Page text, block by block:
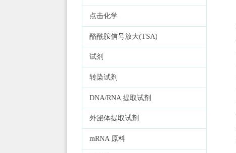
点击化学
酪酰胺信号放大(TSA)
试剂
转染试剂
DNA/RNA 提取试剂
外泌体提取试剂
mRNA 原料